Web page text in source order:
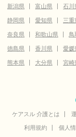
新潟県
富山県 石川
静岡県
愛知県 三重
奈良県
和歌山県 鳥
徳島県
香川県 愛媛
熊本県
大分県 宮崎
ケアスル 介護とは
利用規約
個人